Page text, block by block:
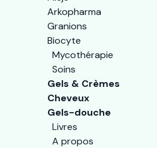
Arkopharma
Granions
Biocyte
Mycothérapie
Soins
Gels & Crèmes
Cheveux
Gels-douche
Livres
A propos